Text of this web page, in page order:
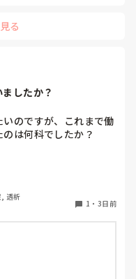
る
したか？
のですが、これまで働
は何科でしたか？
じましたか？
、透析室と経験しまし
います…。次回の転職
透析
1 ・ 3日前